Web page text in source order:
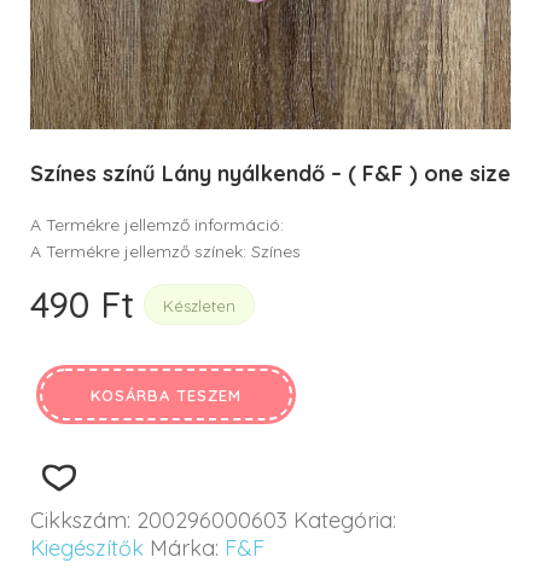
Színes színű Lány nyálkendő – ( F&F ) one size
A Termékre jellemző információ:
A Termékre jellemző színek: Színes
490 Ft Készleten
KOSÁRBA TESZEM
Cikkszám: 200296000603 Kategória:
Kiegészítők Márka: F&F